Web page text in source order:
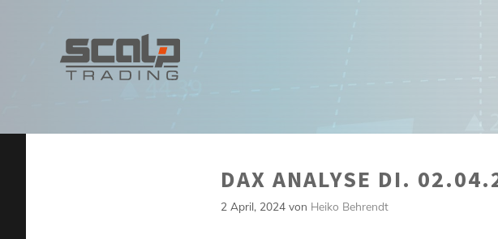
DAX ANALYSE DI.
2 April, 2024 von Heiko Behrendt